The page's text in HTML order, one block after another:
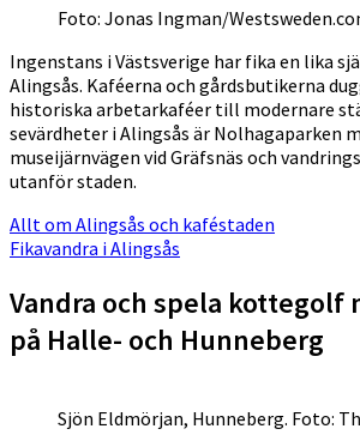
Foto: Jonas Ingman/
Ingenstans i Västsverige har fika en lika
Alingsås. Kaféerna och gårdsbutikerna
historiska arbetarkaféer till modernare
sevärdheter i Alingsås är Nolhagaparken
museijärnvägen vid Gräfsnäs och
utanför staden.
Allt om Alingsås och kaféstaden
Fikavandra i Alingsås
Vandra och spela kottegolf
på Halle- och Hunneberg
Sjön Eldmörjan, Hunneberg. Foto: